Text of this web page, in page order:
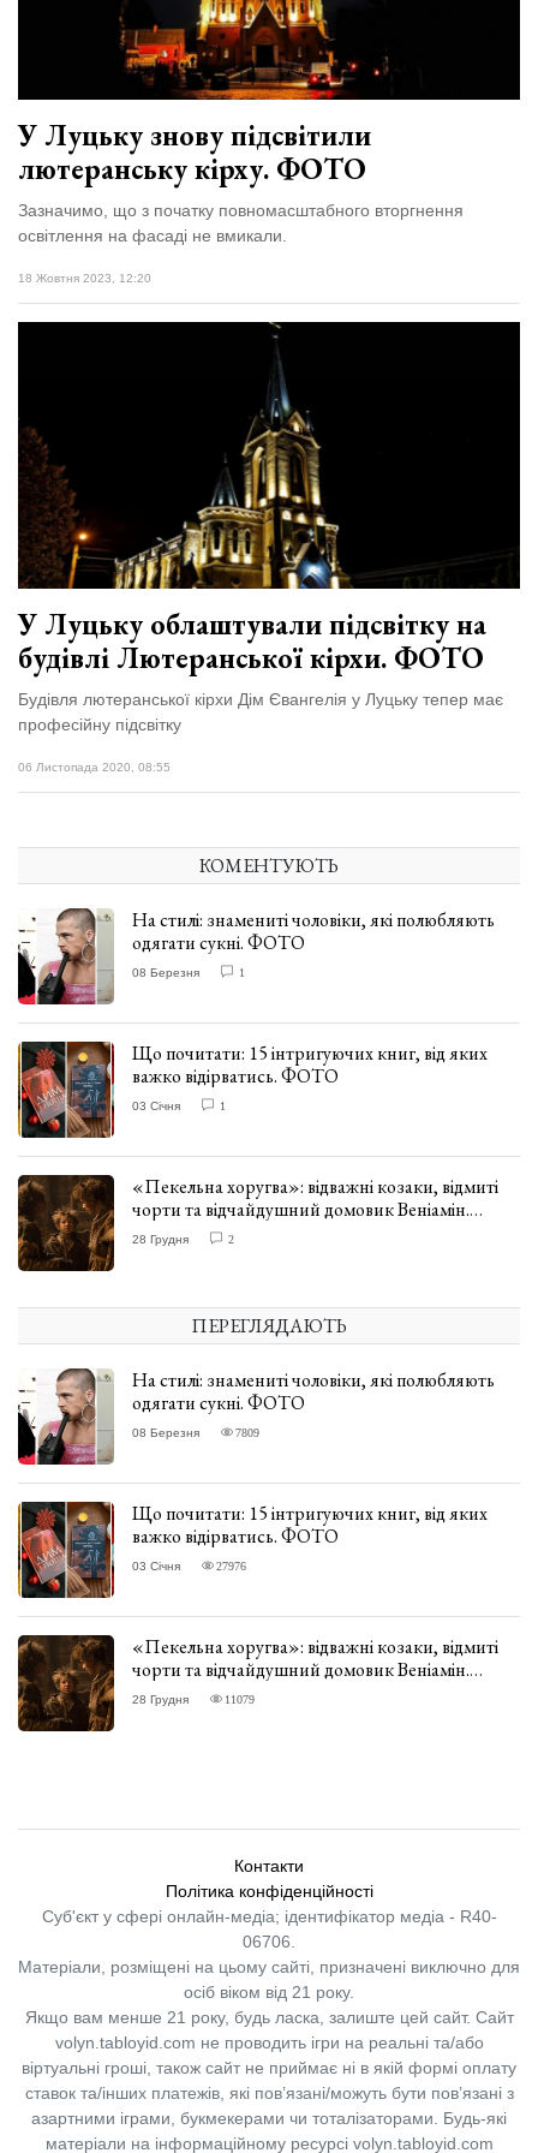
залишив у
Луцьку
три...
27 Липня 2026
750 переглядів
Персона
Лайф
ZONE 18+
У Луцьку знову підсвітили
лютеранську кірху. ФОТО
Зазначимо, що з початку повномасштабного вторгнення
освітлення на фасаді не вмикали.
18 Жовтня 2023, 12:20
У Луцьку облаштували підсвітку на
будівлі Лютеранської кірхи. ФОТО
Будівля лютеранської кірхи Дім Євангелія у Луцьку тепер має
професійну підсвітку
06 Листопада 2020, 08:55
КОМЕНТУЮТЬ
На стилі: знамениті чоловіки, які полюбляють
одягати сукні. ФОТО
08 Березня 1
Що почитати: 15 інтригуючих книг, від яких
важко відірватись. ФОТО
03 Січня 1
«Пекельна хоругва»: відважні козаки, відмиті
чорти та відчайдушний домовик Веніамін.
ВІДГУК
28 Грудня 2
ПЕРЕГЛЯДАЮТЬ
На стилі: знамениті чоловіки, які полюбляють
одягати сукні. ФОТО
08 Березня 7809
Що почитати: 15 інтригуючих книг, від яких
важко відірватись. ФОТО
03 Січня 27976
«Пекельна хоругва»: відважні козаки, відмиті
чорти та відчайдушний домовик Веніамін.
ВІДГУК
28 Грудня 11079
Контакти
Політика конфіденційності
Суб'єкт у сфері онлайн-медіа; ідентифікатор медіа - R40-
06706.
Матеріали, розміщені на цьому сайті, призначені виключно для
осіб віком від 21 року.
Якщо вам менше 21 року, будь ласка, залиште цей сайт. Сайт
volyn.tabloyid.com не проводить ігри на реальні та/або
віртуальні гроші, також сайт не приймає ні в якій формі оплату
ставок та/інших платежів, які пов’язані/можуть бути пов’язані з
азартними іграми, букмекерами чи тоталізаторами. Будь-які
матеріали на інформаційному ресурсі volyn.tabloyid.com